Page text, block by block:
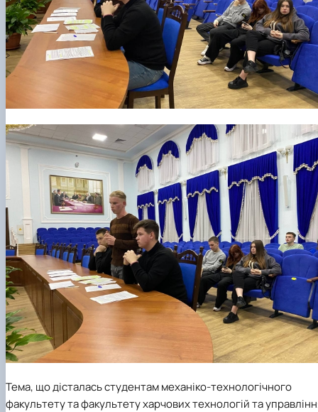
Тема, що дісталась студентам механіко-технологічного
факультету та факультету харчових технологій та